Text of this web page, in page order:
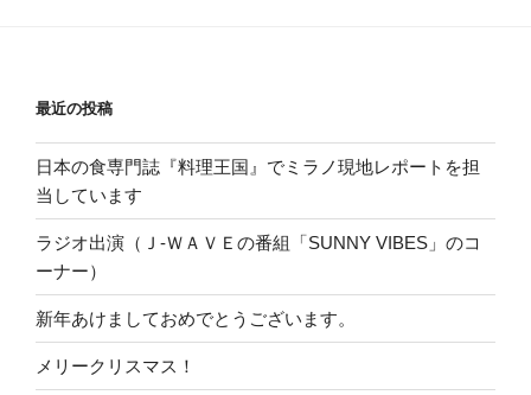
最近の投稿
日本の食専門誌『料理王国』でミラノ現地レポートを担
当しています
ラジオ出演（Ｊ-ＷＡＶＥの番組「SUNNY VIBES」のコ
ーナー）
新年あけましておめでとうございます。
メリークリスマス！